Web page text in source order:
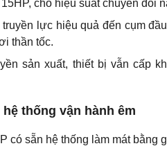
cho hiệu suất chuyển đổi
lực hiệu quả đến cụm
thần tốc.
sản xuất, thiết bị vẫn cấp
thống vận hành êm
có sẵn hệ thống làm mát bằng